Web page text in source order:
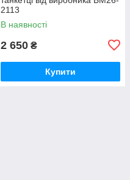
2113
В наявності
2 650 ₴
Купити